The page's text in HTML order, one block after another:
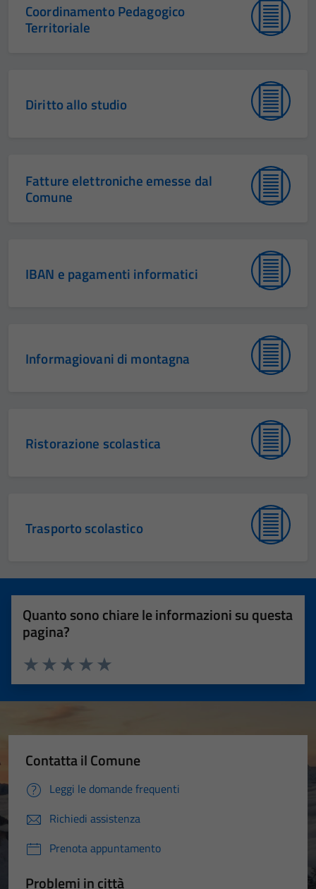
Coordinamento Pedagogico
Territoriale
Diritto allo studio
Fatture elettroniche emesse dal
Comune
IBAN e pagamenti informatici
Informagiovani di montagna
Ristorazione scolastica
Trasporto scolastico
Quanto sono chiare le informazioni su questa
pagina?
Valuta 5 stelle su 5
Valuta 4 stelle su 5
Valuta 3 stelle su 5
Valuta 2 stelle su 5
Valuta 1 stelle su 5
Contatta il Comune
Leggi le domande frequenti
Richiedi assistenza
Prenota appuntamento
Problemi in città